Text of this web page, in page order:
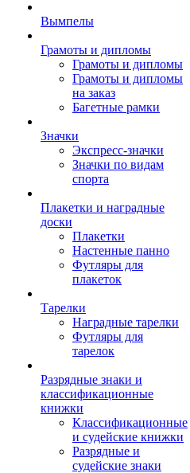
Вымпелы
Грамоты и дипломы
Грамоты и дипломы
Грамоты и дипломы
на заказ
Багетные рамки
Значки
Экспресс-значки
Значки по видам
спорта
Плакетки и наградные
доски
Плакетки
Настенные панно
Футляры для
плакеток
Тарелки
Наградные тарелки
Футляры для
тарелок
Разрядные знаки и
классификационные
книжки
Классификационные
и судейские книжки
Разрядные и
судейские знаки